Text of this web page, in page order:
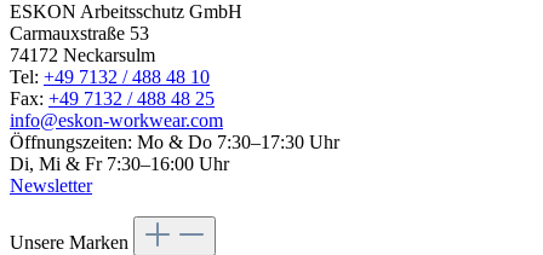
ESKON Arbeitsschutz GmbH
Carmauxstraße 53
74172 Neckarsulm
Tel: +49 7132 / 488 48 10
Fax: +49 7132 / 488 48 25
info@eskon-workwear.com
Öffnungszeiten: Mo & Do 7:30–17:30 Uhr
Di, Mi & Fr 7:30–16:00 Uhr
Newsletter
Unsere Marken